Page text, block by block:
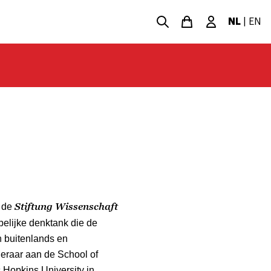
NL EN
Stiftung Wissenschaft
denktank die de
buitenlands en
aan de School of